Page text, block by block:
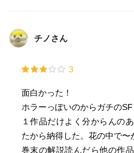
チノさん
3
面白かった！
ホラーっぽいのからガチの
１作品だけよく分からんの
たから納得した。花の中で〜
巻末の解説読んだら他の作